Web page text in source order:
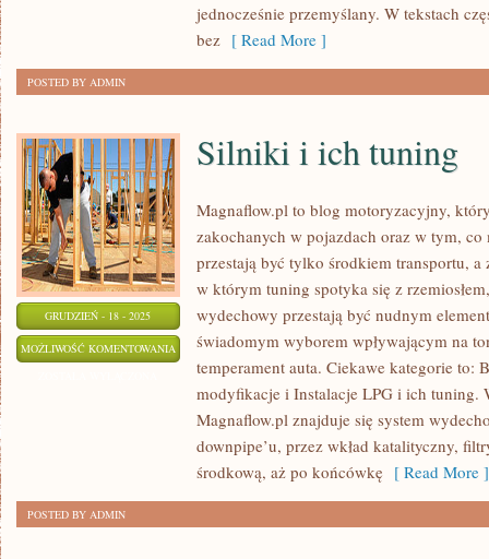
jednocześnie przemyślany. W tekstach
bez [ Read More ]
POSTED BY ADMIN
GRUDZIEŃ - 18 - 2025
MOŻLIWOŚĆ KOMENTOWANIA SILNIKI
TUNING
Silniki i ich tuning
Magnaflow.pl to blog motoryzacyjny,
zakochanych w pojazdach oraz w tym,
przestają być tylko środkiem transportu, a
w którym tuning spotyka się z
wydechowy przestają być nudnym
świadomym wyborem wpływającym na
temperament auta. Ciekawe kategorie to:
modyfikacje i Instalacje LPG i ich tuning.
Magnaflow.pl znajduje się system
downpipe’u, przez wkład katalityczny,
środkową, aż po końcówkę [ Read More ]
POSTED BY ADMIN